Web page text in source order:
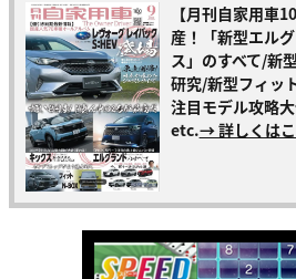
【月刊自家用車
産！「新型エル
ス」のすべて/新
研究/新型フィッ
注目モデル攻略
etc.→ 詳しくは